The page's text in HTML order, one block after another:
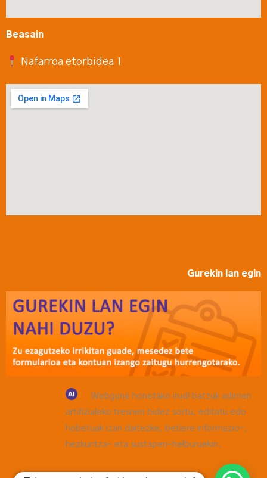
Beasain
Nafarroa etorbidea 1
Gurekin lan egin
Webgune honetako irudi batzuk adimen
artifizialeko tresnen bidez sortu, editatu edo
hobetuak izan daitezke, betiere informazio-,
hezkuntza- eta sustapen-helburuekin.